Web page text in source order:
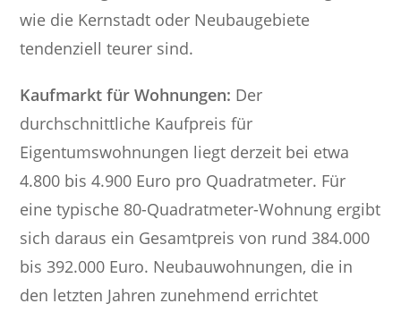
wie die Kernstadt oder Neubaugebiete
tendenziell teurer sind.
Kaufmarkt für Wohnungen: Der
durchschnittliche Kaufpreis für
Eigentumswohnungen liegt derzeit bei etwa
4.800 bis 4.900 Euro pro Quadratmeter. Für
eine typische 80-Quadratmeter-Wohnung ergibt
sich daraus ein Gesamtpreis von rund 384.000
bis 392.000 Euro. Neubauwohnungen, die in
den letzten Jahren zunehmend errichtet